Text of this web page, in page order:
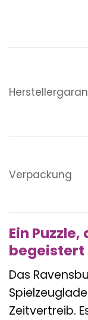
Verpackung
Ein
begeistert
Das
Zeitvertreib.